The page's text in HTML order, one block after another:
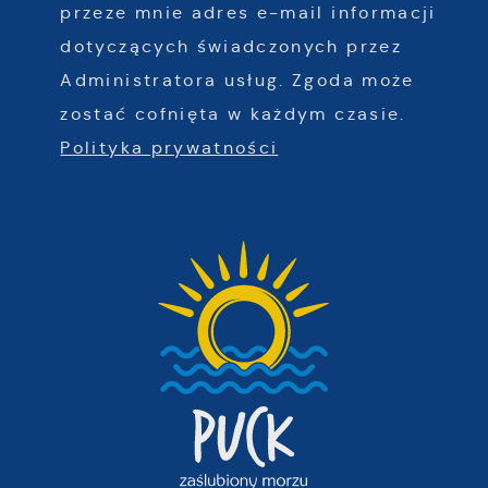
przeze mnie adres e-mail informacji
dotyczących świadczonych przez
Administratora usług. Zgoda może
zostać cofnięta w każdym czasie.
Polityka prywatności